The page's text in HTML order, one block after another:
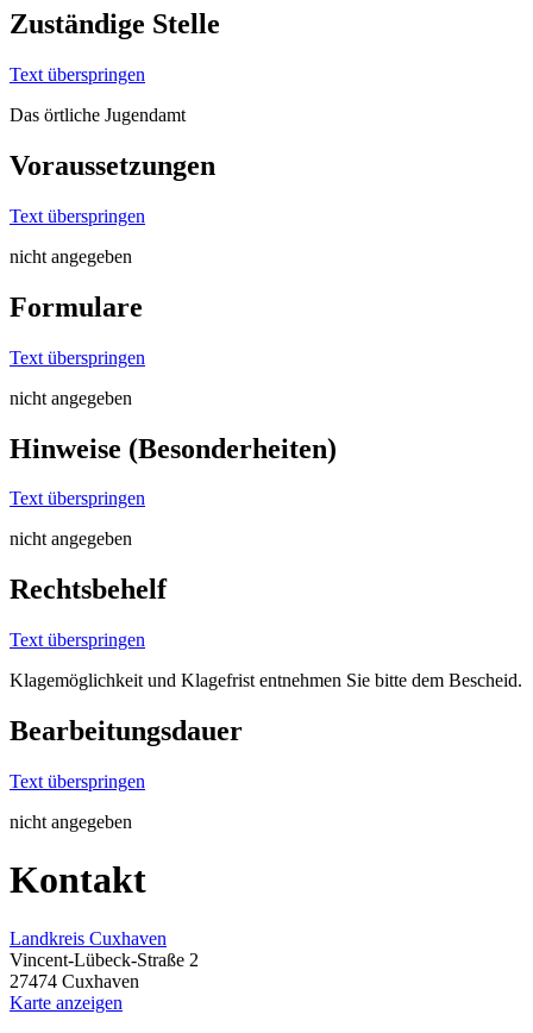
Zuständige Stelle
Text überspringen
Das örtliche Jugendamt
Voraussetzungen
Text überspringen
nicht angegeben
Formulare
Text überspringen
nicht angegeben
Hinweise (Besonderheiten)
Text überspringen
nicht angegeben
Rechtsbehelf
Text überspringen
Klagemöglichkeit und Klagefrist entnehmen Sie bitte dem Bescheid.
Bearbeitungsdauer
Text überspringen
nicht angegeben
Kontakt
Landkreis Cuxhaven
Vincent-Lübeck-Straße 2
27474 Cuxhaven
Karte anzeigen